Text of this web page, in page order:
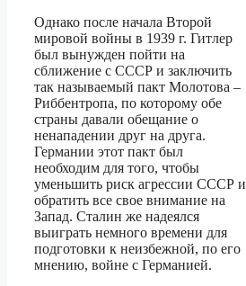
Однако после начала Второй
мировой войны в 1939 г. Гитлер
был вынужден пойти на
сближение с СССР и заключить
так называемый пакт Молотова –
Риббентропа, по которому обе
страны давали обещание о
ненападении друг на друга.
Германии этот пакт был
необходим для того, чтобы
уменьшить риск агрессии СССР и
обратить все свое внимание на
Запад. Сталин же надеялся
выиграть немного времени для
подготовки к неизбежной, по его
мнению, войне с Германией.